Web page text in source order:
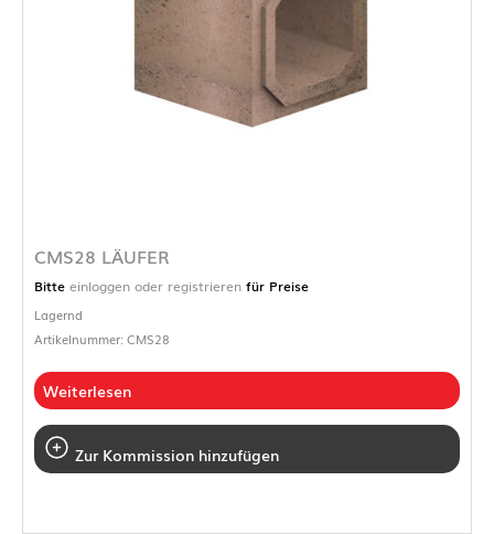
CMS28 LÄUFER
Bitte einloggen oder registrieren für Preise
Lagernd
Artikelnummer: CMS28
Weiterlesen
Zur Kommission hinzufügen